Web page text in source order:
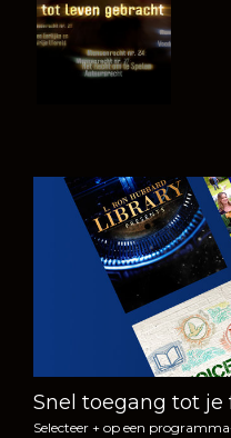
KIJK
Snel toegang tot je
Selecteer + op een